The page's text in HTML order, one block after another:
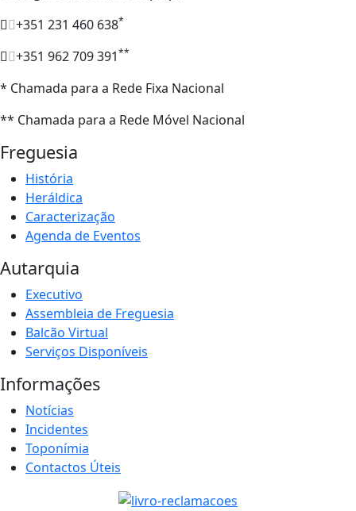
+351 231 460 638*
+351 962 709 391**
* Chamada para a Rede Fixa Nacional
** Chamada para a Rede Móvel Nacional
Freguesia
História
Heráldica
Caracterização
Agenda de Eventos
Autarquia
Executivo
Assembleia de Freguesia
Balcão Virtual
Serviços Disponíveis
Informações
Notícias
Incidentes
Toponímia
Contactos Úteis